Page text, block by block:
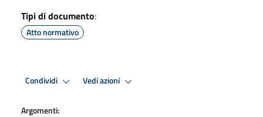
Tipi di documento:
Atto normativo
Condividi Vedi azioni
Argomenti: